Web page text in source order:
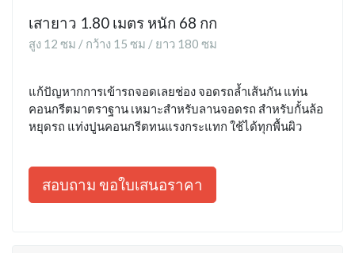
เสายาว 1.80 เมตร หนัก 68 กก
สูง 12 ซม / กว้าง 15 ซม / ยาว 180 ซม
แก้ปัญหากการเข้ารถจอดเลยช่อง จอดรถล้ำเส้นกัน แท่น
คอนกรีตมาตราฐาน เหมาะสำหรับลานจอดรถ สำหรับกั้นล้อ
หยุดรถ แท่งปูนคอนกรีตทนแรงกระแทก ใช้ได้ทุกพื้นผิว
สอบถาม ขอใบเสนอราคา